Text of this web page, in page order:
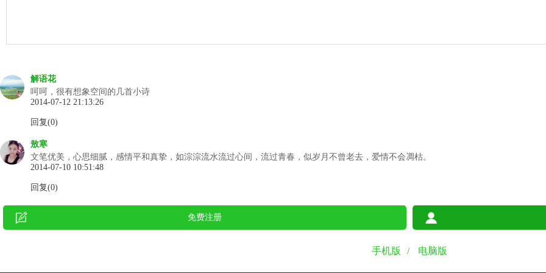
解语花
呵呵，很有想象空间的几首小诗
2014-07-12 21:13:26
回复(0)
敖寒
文笔优美，心思细腻，感情平和真挚，如淙淙流水流过心间，流过青春，似岁月不曾老去，爱情不会凋枯。
2014-07-10 10:51:48
回复(0)
免费注册
手机版 / 电脑版